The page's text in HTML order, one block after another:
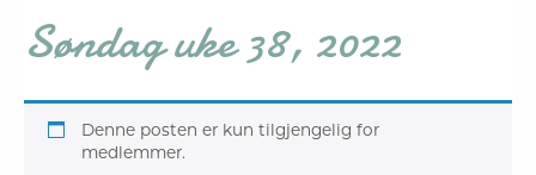
Søndag uke 38, 2022
Denne posten er kun tilgjengelig for
medlemmer.